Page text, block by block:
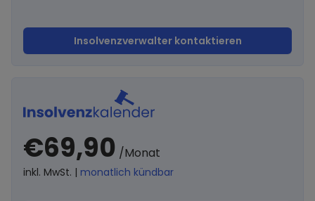
Insolvenzverwalter kontaktieren
€69,90 /Monat
inkl. MwSt. | monatlich kündbar